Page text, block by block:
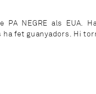
NEGRE als EUA.
fet guanyadors. Hi